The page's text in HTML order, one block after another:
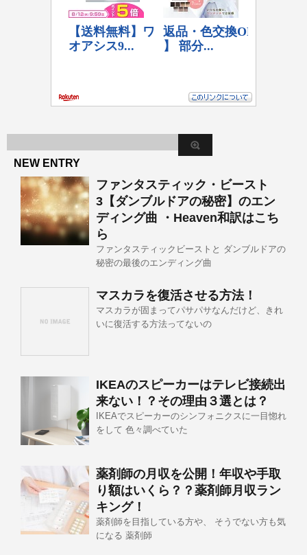
NEW ENTRY
ファンタスティック・ビースト
3【ダンブルドアの秘密】のエン
ディング曲 ・Heaven和訳はこち
ら
ファンタスティックビーストと ダンブルドアの
秘密の最後のエンディング曲
マスカラを復活させる方法！
マスカラが固まってパサパサなんだけど、きれ
いに復活する方法ってないの
IKEAのスピーカーはテレビ接続出
来ない！？その理由３選とは？
IKEAでスピーカーのシンフォニクスに一目惚れ
をして 色々調べていた
薬剤師の月収を公開！年収や手取
り額はいくら？？薬剤師月収ラン
キング！
薬剤師を目指している方や、 そうでない方も気
になる 薬剤師